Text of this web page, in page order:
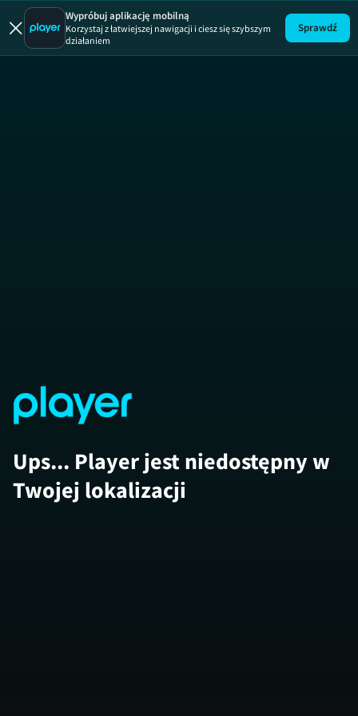
Wypróbuj aplikację mobilną
Korzystaj z łatwiejszej nawigacji i ciesz się szybszym
działaniem
Sprawdź
Ups... Player jest niedostępny w
Twojej lokalizacji